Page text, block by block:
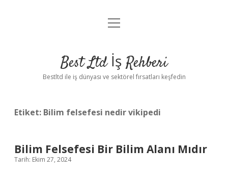
Anasayfa
Yasal Uyarı
menüyü
Best Ltd İş Rehberi
Bestltd ile iş dünyası ve sektörel fırsatları keşfedin
Etiket: Bilim felsefesi nedir vikipedi
Bilim Felsefesi Bir Bilim Alanı Mıdır
Tarih: Ekim 27, 2024